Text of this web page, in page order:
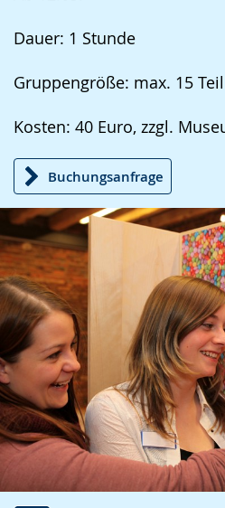
Dauer: 1 Stunde
Gruppengröße: max. 15
Kosten: 40 Euro, zzgl.
Buchungsanfrage